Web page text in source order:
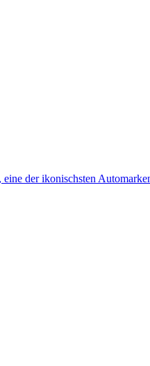
der ikonischsten